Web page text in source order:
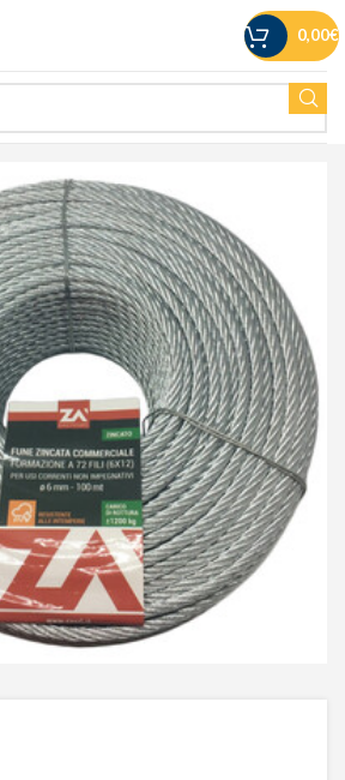
0,00€